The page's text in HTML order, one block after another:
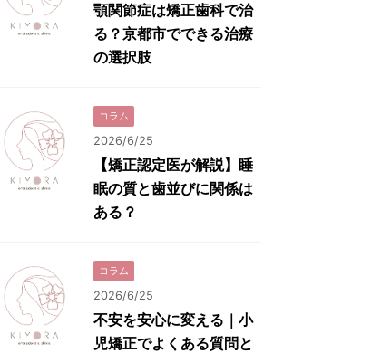
顎関節症は矯正歯科で治
る？京都市でできる治療
の選択肢
コラム
2026/6/25
【矯正認定医が解説】睡
眠の質と歯並びに関係は
ある？
コラム
2026/6/25
不安を安心に変える｜小
児矯正でよくある質問と